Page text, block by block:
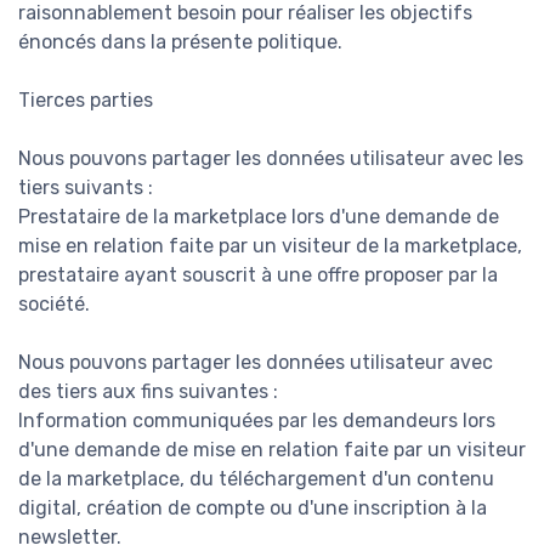
raisonnablement besoin pour réaliser les objectifs
énoncés dans la présente politique.
Tierces parties
Nous pouvons partager les données utilisateur avec les
tiers suivants :
Prestataire de la marketplace lors d'une demande de
mise en relation faite par un visiteur de la marketplace,
prestataire ayant souscrit à une offre proposer par la
société.
Nous pouvons partager les données utilisateur avec
des tiers aux fins suivantes :
Information communiquées par les demandeurs lors
d'une demande de mise en relation faite par un visiteur
de la marketplace, du téléchargement d'un contenu
digital, création de compte ou d'une inscription à la
newsletter.